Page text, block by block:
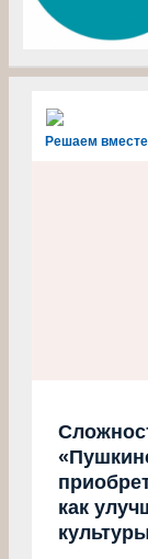
Решаем вместе
как